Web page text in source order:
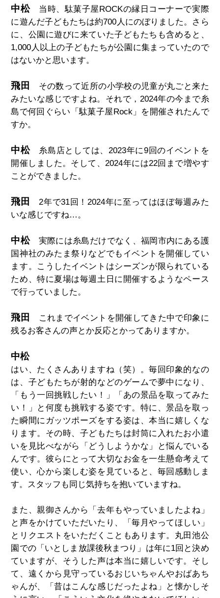
中松
当時、駄菓子屋ROCKの縁日コーナーで実際
に遊んだ子どもたちは約700人にのぼりました。さら
に、公園に遊びに来ていた子どもたちも含めると、
1,000人以上の子どもたちが公園に集まっていたので
はないかと思います。
飛田
その数って近所の小学校の児童が丸ごと来た
みたいな感じですよね。それで， 2024年の今まで糸
島で何回ぐらい「駄菓子屋Rock」を開催されたんで
すか。
中松
糸島店としては、2023年に9回のイベントを
開催しました。そして、2024年には22回まで増やす
ことができました。
飛田 2年で31回！2024年に至ってはほぼ毎週みた
いな感じですね…。
中松
実際には糸島だけでなく、福岡市内にある護
国神社のみたま祭りなどでもイベントを開催してい
ます。こうしたイベントはシーズンが限られている
ため、特に夏場は毎週土日に開催するようなペース
で行っていました。
飛田
これまでイベントを開催してきた中で印象に
残るお客さんの声とか反応とかってありますか。
中松
はい、たくさんありますね（笑）。毎回印象的なの
は、子どもたちが射的などのゲームで夢中になり、
「もう一回挑戦したい！」「あの景品を取ってみた
い！」と何度も挑戦する姿です。特に、景品を取っ
た瞬間にガッツポーズをする姿は、本当に嬉しくな
ります。その時、子どもたちは封筒に入れたお小遣
いを見比べながら「どうしようかな」と悩んでいる
んです。彼らにとって大切なお金を一生懸命考えて
使い、心から楽しむ姿を見ていると、毎回感動しま
す。スタッフも同じ気持ちを抱いていますね。
また、親御さんから「去年もやっていましたよね」
と声をかけていただいたり、「毎月やってほしい」
とリクエストをいただくこともあります。丸田池公
園での「いとしま放課後秋まつり」は年に1回と決め
ていますが、そうした声は本当に嬉しいです。そし
て、遠くから見守っているおじいちゃんやおばあち
ゃんが、「昔はこんな感じだったよね」と懐かしそ